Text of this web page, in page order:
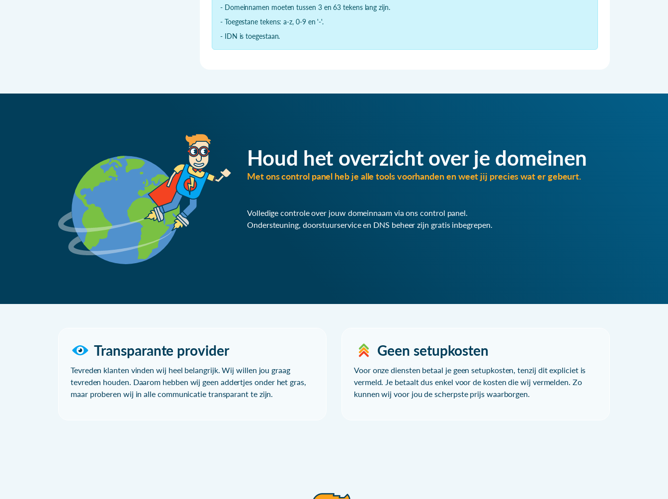
- Domeinnamen moeten tussen 3 en 63 tekens lang zijn.
- Toegestane tekens: a-z, 0-9 en '-'.
- IDN is toegestaan.
Houd het overzicht over je domeinen
Met ons control panel heb je alle tools voorhanden en weet jij precies wat er gebeurt.
Volledige controle over jouw domeinnaam via ons control panel.
Ondersteuning, doorstuurservice en DNS beheer zijn gratis inbegrepen.
Transparante provider
Tevreden klanten vinden wij heel belangrijk. Wij willen jou graag
tevreden houden. Daarom hebben wij geen addertjes onder het gras,
maar proberen wij in alle communicatie transparant te zijn.
Geen setupkosten
Voor onze diensten betaal je geen setupkosten, tenzij dit expliciet is
vermeld. Je betaalt dus enkel voor de kosten die wij vermelden. Zo
kunnen wij voor jou de scherpste prijs waarborgen.